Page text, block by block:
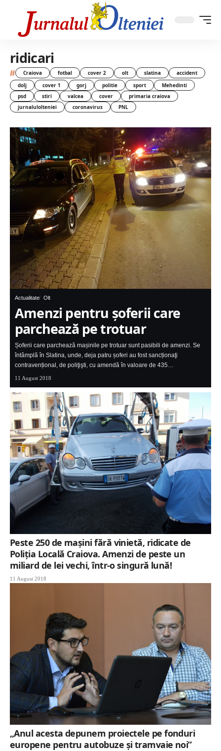
ridicari
# Craiova fotbal cover 2 olt slatina
accident
dolj
cover 1 gorj politie sport
Mehedinti
psd
stiri valcea cover
primaria craiova
jurnalulolteniei
coronavirus PNL
Actualitate Olt
Amenzi pentru șoferii care
parchează pe trotuar
Șoferii care parchează mașinile pe trotuar sunt pasibili de amenzi. Se
întâmplă în Slatina, unde, deja patru șoferi au fost sancționaţi
contravențional, de poliţişti, cu amendă în valoare de 435…
11 August 2018
Peste 250 de mașini fără vinietă, ridicate de
Poliția Locală Craiova. Amenzi de peste un
miliard de lei vechi, într-o singură lună!
11 August 2018
„Anul acesta depunem proiectele pe fonduri
europene pentru autobuze și tramvaie noi”